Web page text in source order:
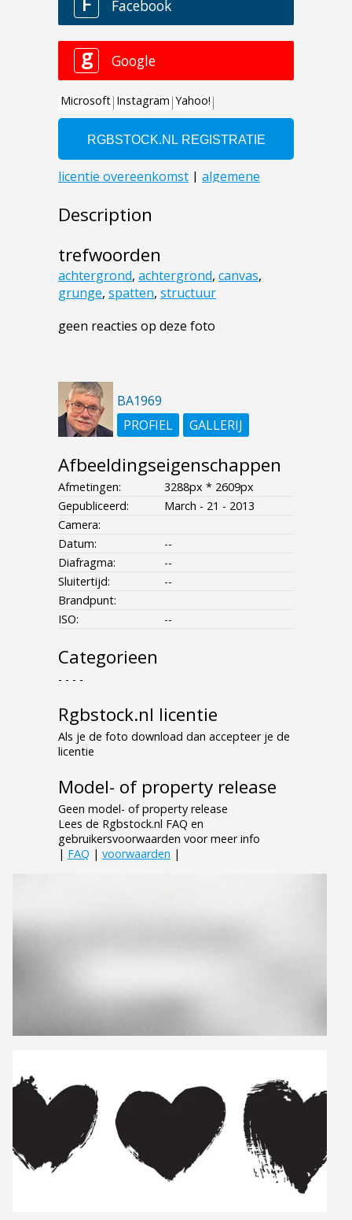
Description
trefwoorden
achtergrond, achtergrond, canvas,
grunge, spatten, structuur
geen reacties op deze foto
BA1969
PROFIEL
GALLERIJ
Afbeeldingseigenschappen
Afmetingen:
3288px * 2609px
Gepubliceerd:
March - 21 - 2013
Camera:
Datum:
--
Diafragma:
--
Sluitertijd:
--
Brandpunt:
ISO:
--
Categorieen
- - - -
Rgbstock.nl licentie
Als je de foto download dan accepteer je de
licentie
Model- of property release
Geen model- of property release
Lees de Rgbstock.nl FAQ en
gebruikersvoorwaarden voor meer info
| FAQ | voorwaarden |